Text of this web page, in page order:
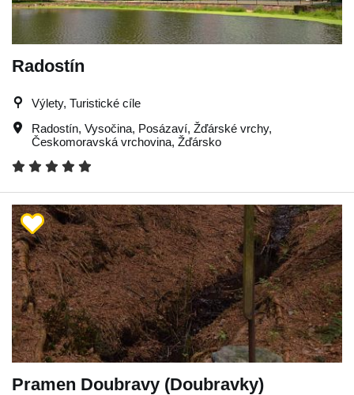
Radostín
Výlety, Turistické cíle
Radostín, Vysočina, Posázaví, Žďárské vrchy,
Českomoravská vrchovina, Žďársko
Pramen Doubravy (Doubravky)